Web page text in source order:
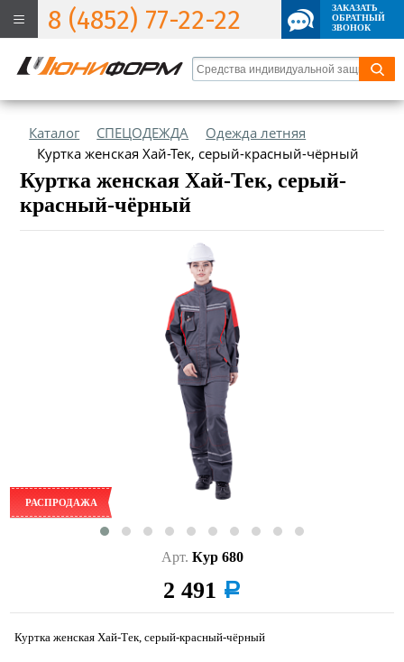
8 (4852) 77-22-22
ЗАКАЗАТЬ
ОБРАТНЫЙ
ЗВОНОК
Каталог СПЕЦОДЕЖДА
Одежда летняя
Куртка женская Хай-Тек, серый-красный-чёрный
Куртка женская Хай-Тек, серый-
красный-чёрный
РАСПРОДАЖА
Арт. Кур 680
2 491 a
Куртка женская Хай-Тек, серый-красный-чёрный